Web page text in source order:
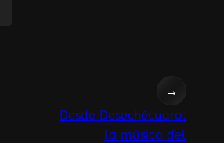
Desde Desechécuaro:
la música del
→